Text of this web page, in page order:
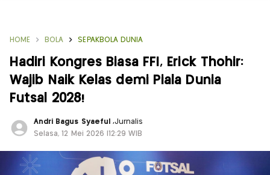
HOME BOLA SEPAKBOLA DUNIA
Hadiri Kongres Biasa FFI, Erick Thohir:
Wajib Naik Kelas demi Piala Dunia
Futsal 2028!
Andri Bagus Syaeful ,Jurnalis
Selasa, 12 Mei 2026 |12:29 WIB